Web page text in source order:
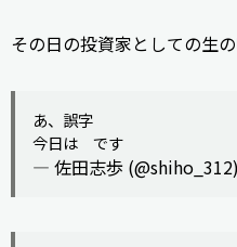
その日の投資家としての生
あ、誤字
今日は です
— 佐田志歩 (@shiho_312)